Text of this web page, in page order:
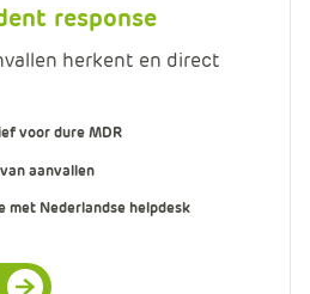
response
herkent en direct
voor dure MDR
aanvallen
met Nederlandse helpdesk